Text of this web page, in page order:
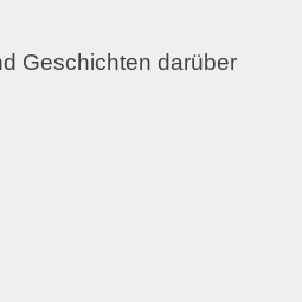
Geschichten darüber